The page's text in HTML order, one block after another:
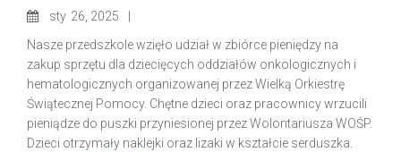
sty 26, 2025
Nasze przedszkole wzięło udział w zbiórce pieniędzy na
zakup sprzętu dla dziecięcych oddziałów onkologicznych i
hematologicznych organizowanej przez Wielką Orkiestrę
Świątecznej Pomocy. Chętne dzieci oraz pracownicy wrzucili
pieniądze do puszki przyniesionej przez Wolontariusza WOŚP.
Dzieci otrzymały naklejki oraz lizaki w kształcie serduszka.